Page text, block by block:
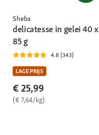
Sheba
delicatesse in gelei 40 x
85 g
4.8 (343)
LAGE PRIJS
€ 25,99
(€ 7,64/kg)